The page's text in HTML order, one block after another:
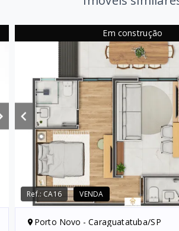
Em construção
Ref.: CA16 VENDA
Porto Novo - Caraguatatuba/SP